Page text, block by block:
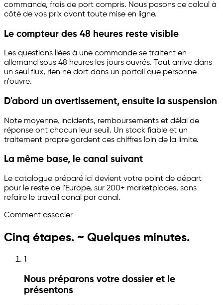
commande, frais de port compris. Nous posons ce calcul à
côté de vos prix avant toute mise en ligne.
Le compteur des 48 heures reste visible
Les questions liées à une commande se traitent en
allemand sous 48 heures les jours ouvrés. Tout arrive dans
un seul flux, rien ne dort dans un portail que personne
n'ouvre.
D'abord un avertissement, ensuite la suspension
Note moyenne, incidents, remboursements et délai de
réponse ont chacun leur seuil. Un stock fiable et un
traitement propre gardent ces chiffres loin de la limite.
La même base, le canal suivant
Le catalogue préparé ici devient votre point de départ
pour le reste de l'Europe, sur 200+ marketplaces, sans
refaire le travail canal par canal.
Comment associer
Cinq étapes. ~ Quelques minutes.
1
Nous préparons votre dossier et le
présentons